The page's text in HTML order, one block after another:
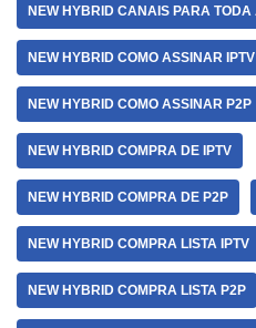
NEW HYBRID CANAIS PARA TODA
NEW HYBRID COMO ASSINAR IPTV
NEW HYBRID COMO ASSINAR P2P
NEW HYBRID COMPRA DE IPTV
NEW HYBRID COMPRA DE P2P
NEW HYBRID COMPRA LISTA IPTV
NEW HYBRID COMPRA LISTA P2P